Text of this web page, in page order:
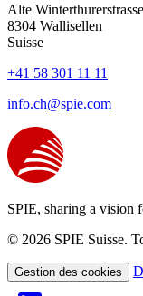
Alte
8304 Wallisellen
Suisse
+41 58 301 11 11
info.ch@spie.com
SPIE, sharing a vision
© 2026 SPIE Suisse.
Gestion des cookies